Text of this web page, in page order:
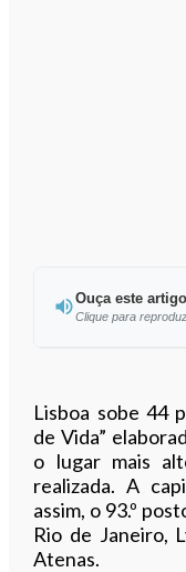
Ouça este artigo
Clique para
Lisboa sobe 44
de Vida”
o lugar mais
realizada. A
assim, o 93.º
Rio de Janeiro,
Atenas.